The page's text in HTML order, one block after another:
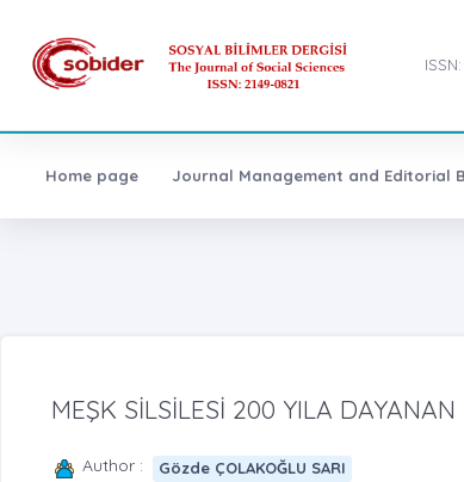
Home page Journal Management and Editorial
MEŞK SİLSİLESİ 200 YILA
Author : Gözde ÇOLAKOĞLU SARI